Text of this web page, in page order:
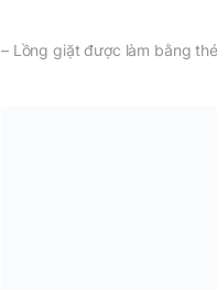
– Lồng giặt được làm bằng